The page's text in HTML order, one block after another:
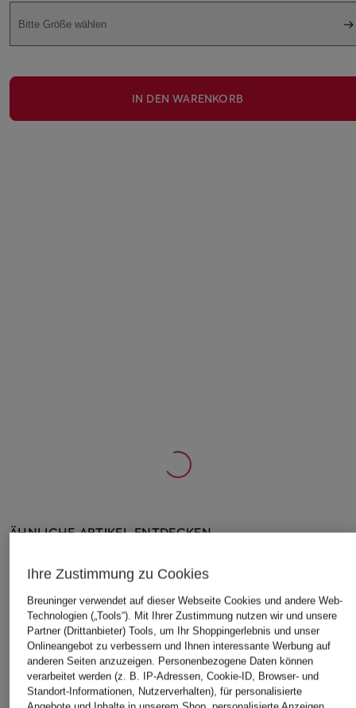
Bitte Größe wählen
IN DEN WARENKORB
ÄHNLICHE ARTIKEL ENTDECKEN
Ihre Zustimmung zu Cookies
Breuninger verwendet auf dieser Webseite Cookies und andere Web-
Technologien („Tools“). Mit Ihrer Zustimmung nutzen wir und unsere
Partner (Drittanbieter) Tools, um Ihr Shoppingerlebnis und unser
Onlineangebot zu verbessern und Ihnen interessante Werbung auf
anderen Seiten anzuzeigen. Personenbezogene Daten können
verarbeitet werden (z. B. IP-Adressen, Cookie-ID, Browser- und
Standort-Informationen, Nutzerverhalten), für personalisierte